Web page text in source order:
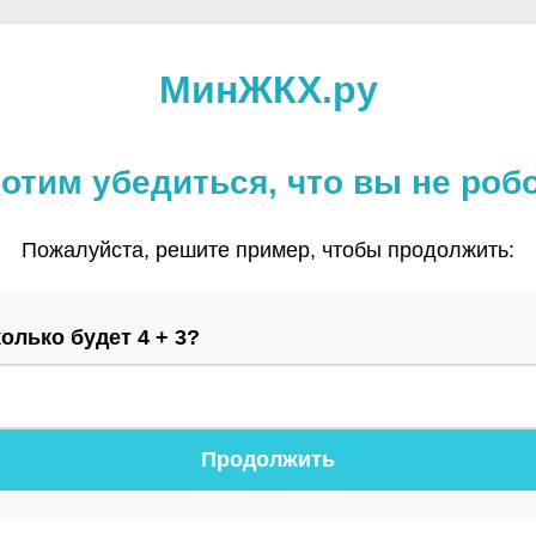
МинЖКХ.ру
убедиться, что вы не
Пожалуйста, решите пример, чтобы продолжить:
будет 4 + 3?
Продолжить